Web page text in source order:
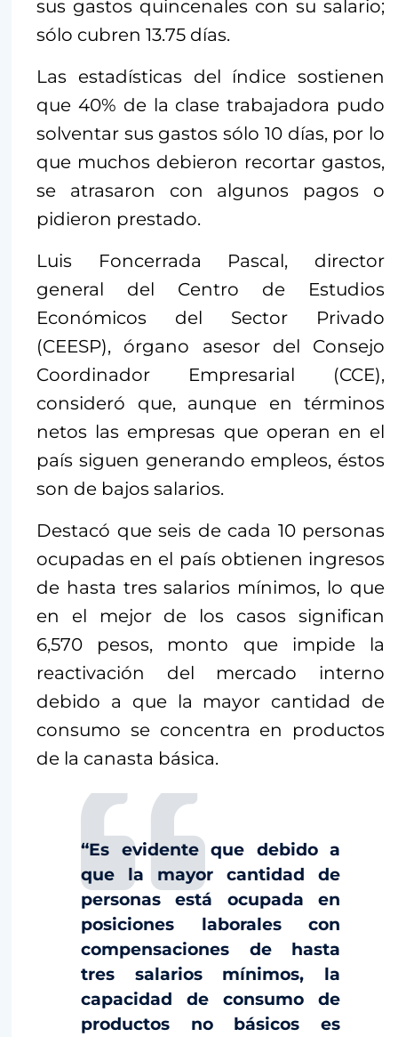
sus gastos quincenales con su salario;
sólo cubren 13.75 días.
Las estadísticas del índice sostienen
que 40% de la clase trabajadora pudo
solventar sus gastos sólo 10 días, por lo
que muchos debieron recortar gastos,
se atrasaron con algunos pagos o
pidieron prestado.
Luis Foncerrada Pascal, director
general del Centro de Estudios
Económicos del Sector Privado
(CEESP), órgano asesor del Consejo
Coordinador Empresarial (CCE),
consideró que, aunque en términos
netos las empresas que operan en el
país siguen generando empleos, éstos
son de bajos salarios.
Destacó que seis de cada 10 personas
ocupadas en el país obtienen ingresos
de hasta tres salarios mínimos, lo que
en el mejor de los casos significan
6,570 pesos, monto que impide la
reactivación del mercado interno
debido a que la mayor cantidad de
consumo se concentra en productos
de la canasta básica.
“Es evidente que debido a
que la mayor cantidad de
personas está ocupada en
posiciones laborales con
compensaciones de hasta
tres salarios mínimos, la
capacidad de consumo de
productos no básicos es